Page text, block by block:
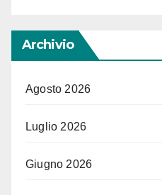
Archivio
Agosto 2026
Luglio 2026
Giugno 2026